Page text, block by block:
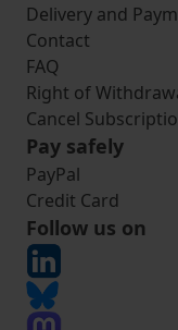
Delivery and
Contact
FAQ
Right of
Cancel
Pay safely
PayPal
Credit Card
Follow us on